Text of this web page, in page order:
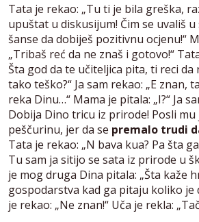
Tata je rekao: „Tu ti je bila greška,
upuštat u diskusijum! Čim se uvališ
šanse da dobiješ pozitivnu ocjenu!“
„Tribaš reć da ne znaš i gotovo!“
Šta god da te učiteljica pita, ti reci da
tako teško?“ Ja sam rekao: „E znan,
reka Dinu…“ Mama je pitala: „I?“ Ja
Dobija Dino tricu iz prirode! Posli mu
peščurinu, jer da se premalo trudi
Tata je rekao: „N bava kua? Pa šta
Tu sam ja sitijo se sata iz prirode u
je mog druga Dina pitala: „Šta kaže
gospodarstva kad ga pitaju koliko je
je rekao: „Ne znan!“ Uča je rekla: